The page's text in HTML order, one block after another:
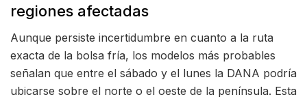
regiones afectadas
Aunque persiste incertidumbre en cuanto a la ruta
exacta de la bolsa fría, los modelos más probables
señalan que entre el sábado y el lunes la DANA podría
ubicarse sobre el norte o el oeste de la península. Esta